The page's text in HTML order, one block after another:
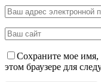
Сохраните мое имя,
этом браузере для